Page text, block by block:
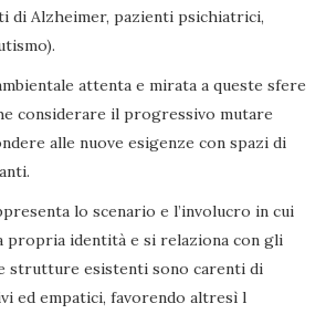
di Alzheimer, pazienti psichiatrici,
attenta e mirata a queste sfere
considerare il progressivo mutare
alle nuove esigenze con spazi di
lo scenario e l’involucro in cui
propria identità e si relaziona con gli
strutture esistenti sono carenti di
ed empatici, favorendo altresì l